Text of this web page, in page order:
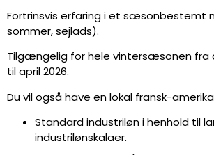
Fortrinsvis erfaring i et sæsonbestemt
sommer, sejlads).
Tilgængelig for hele vintersæsonen fra
til april 2026.
Du vil også have en lokal fransk-
Standard industriløn i henhold til
industrilønskalaer.